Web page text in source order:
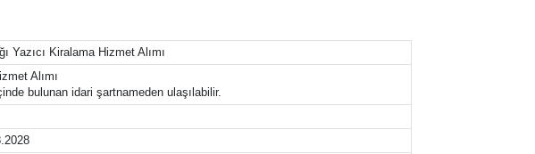
Yazıcı Kiralama Hizmet Alımı
Alımı
bulunan idari şartnameden ulaşılabilir.